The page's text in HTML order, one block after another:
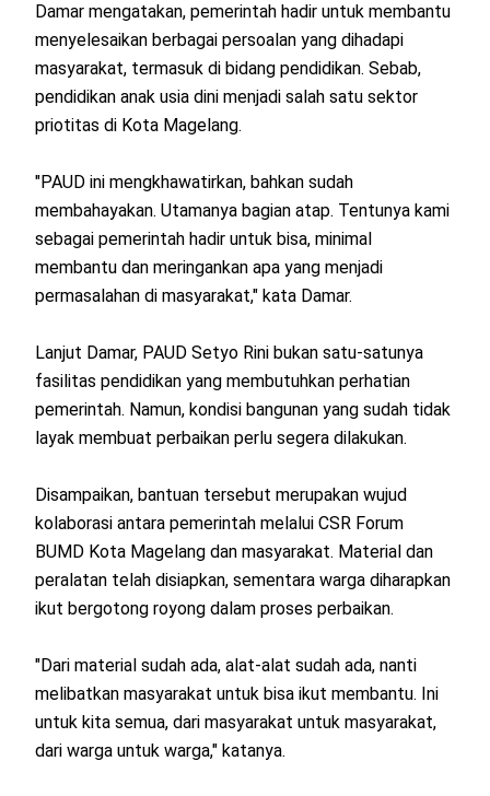
Damar mengatakan, pemerintah hadir untuk membantu
menyelesaikan berbagai persoalan yang dihadapi
masyarakat, termasuk di bidang pendidikan. Sebab,
pendidikan anak usia dini menjadi salah satu sektor
priotitas di Kota Magelang.
"PAUD ini mengkhawatirkan, bahkan sudah
membahayakan. Utamanya bagian atap. Tentunya kami
sebagai pemerintah hadir untuk bisa, minimal
membantu dan meringankan apa yang menjadi
permasalahan di masyarakat," kata Damar.
Lanjut Damar, PAUD Setyo Rini bukan satu-satunya
fasilitas pendidikan yang membutuhkan perhatian
pemerintah. Namun, kondisi bangunan yang sudah tidak
layak membuat perbaikan perlu segera dilakukan.
Disampaikan, bantuan tersebut merupakan wujud
kolaborasi antara pemerintah melalui CSR Forum
BUMD Kota Magelang dan masyarakat. Material dan
peralatan telah disiapkan, sementara warga diharapkan
ikut bergotong royong dalam proses perbaikan.
"Dari material sudah ada, alat-alat sudah ada, nanti
melibatkan masyarakat untuk bisa ikut membantu. Ini
untuk kita semua, dari masyarakat untuk masyarakat,
dari warga untuk warga," katanya.